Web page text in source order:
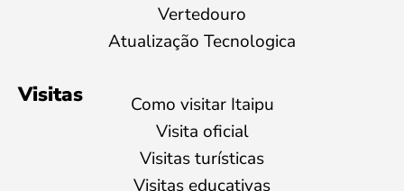
Vertedouro
Atualização Tecnologica
Visitas
Como visitar Itaipu
Visita oficial
Visitas turísticas
Visitas educativas